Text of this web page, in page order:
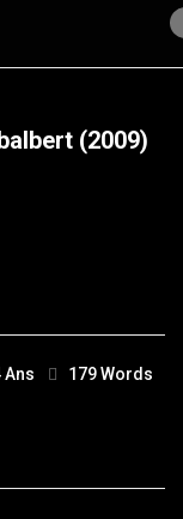
(2009)
Ans
179 Words